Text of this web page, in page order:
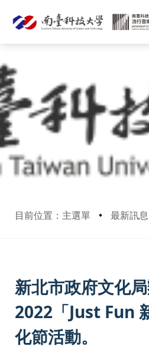
目前位置：主選單 最新訊息
新北市政府文化
2022「Just Fun
化節活動。